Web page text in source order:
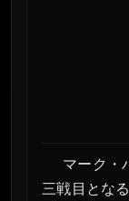
マーク・
三戦目とな